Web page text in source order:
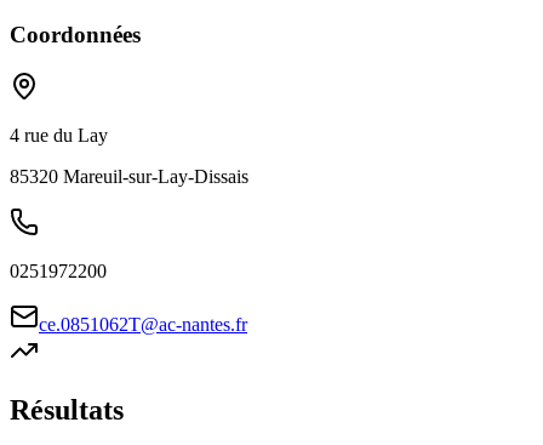
Coordonnées
4 rue du Lay
85320 Mareuil-sur-Lay-Dissais
0251972200
ce.0851062T@ac-nantes.fr
Résultats